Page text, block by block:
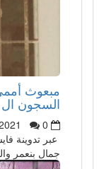
مبعوث
السجون
0
عبر تدوينة
جمال بنعمر